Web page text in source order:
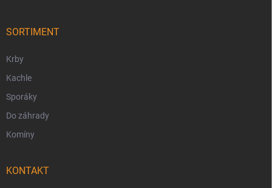
SORTIMENT
Krby
Kachle
Sporáky
Do záhrady
Komíny
KONTAKT